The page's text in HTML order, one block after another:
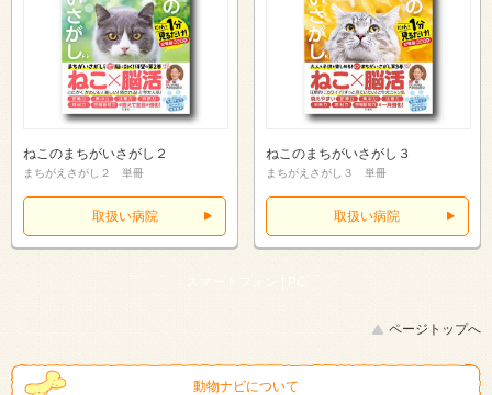
ねこのまちがいさがし２
まちがえさがし２ 単冊
取扱い病院
ねこのまちがいさがし３
まちがえさがし３ 単冊
取扱い病院
スマートフォン | PC
ページトップへ
動物ナビについて